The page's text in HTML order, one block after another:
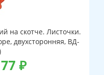
на скотче. Листочки.
двухсторонняя, ВД-
77 ₽